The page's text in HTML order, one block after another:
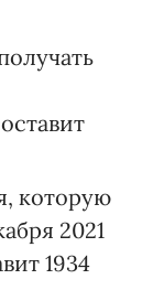
которую
2021
1934